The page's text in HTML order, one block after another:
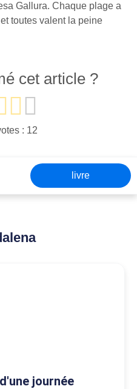
Gallura. Chaque plage a
toutes valent la peine
cet article ?
: 12
livre
journée